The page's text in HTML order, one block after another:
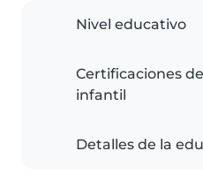
Nivel educativo
Certificaciones
infantil
Detalles de la